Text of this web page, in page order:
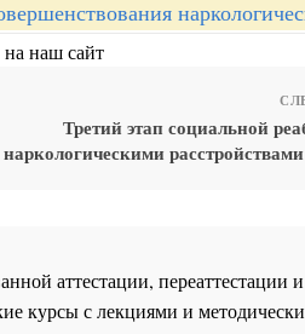
на наш сайт
Третий этап социальной
наркологическими
аттестации,
курсы с лекциями и